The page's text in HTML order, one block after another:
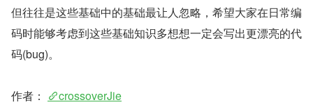
但往往是这些基础中的基础最让人忽略，希望大家在日常编
码时能够考虑到这些基础知识多想想一定会写出更漂亮的代
码(bug)。
作者：
crossoverJie